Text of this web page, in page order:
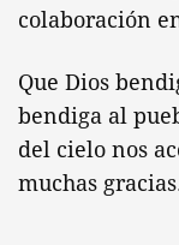
colaboración
Que Dios
bendiga al
del cielo nos
muchas